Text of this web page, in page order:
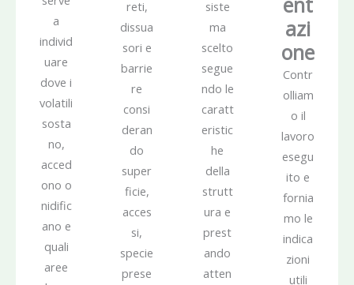
a
individ
uare
dove i
volatili
sosta
no,
acced
ono o
nidific
ano e
quali
aree
reti,
dissua
sori e
barrie
re
consi
deran
do
super
ficie,
acces
si,
specie
prese
siste
ma
scelto
segue
ndo le
caratt
eristic
he
della
strutt
ura e
prest
ando
atten
azi
one
Contr
olliam
o il
lavoro
esegu
ito e
fornia
mo le
indica
zioni
utili